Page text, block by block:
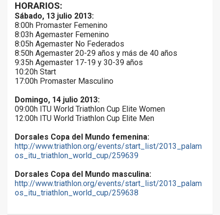
HORARIOS:
Sábado, 13 julio 2013:
8:00h Promaster Femenino
8:03h Agemaster Femenino
8:05h Agemaster No Federados
8:50h Agemaster 20-29 años y más de 40 años
9:35h Agemaster 17-19 y 30-39 años
10:20h Start
17:00h Promaster Masculino
Domingo, 14 julio 2013:
09:00h ITU World Triathlon Cup Elite Women
12:00h ITU World Triathlon Cup Elite Men
Dorsales Copa del Mundo femenina:
http://www.triathlon.org/events/start_list/2013_palam
os_itu_triathlon_world_cup/259639
Dorsales Copa del Mundo masculina:
http://www.triathlon.org/events/start_list/2013_palam
os_itu_triathlon_world_cup/259638